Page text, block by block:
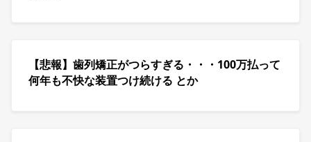
【悲報】歯列矯正がつらすぎる・・・100万払って
何年も不快な装置つけ続ける とか